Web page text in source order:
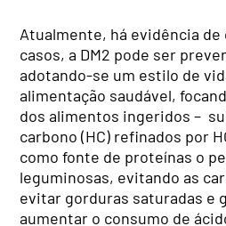
Atualmente, há evidência
casos, a DM2 pode ser
adotando-se um estilo de
alimentação saudável,
dos alimentos ingeridos –
carbono (HC) refinados por
como fonte de proteínas o
leguminosas, evitando as
evitar gorduras saturadas e
aumentar o consumo de